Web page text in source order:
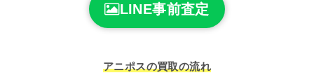
LINE事前査定
アニポスの買取の流れ